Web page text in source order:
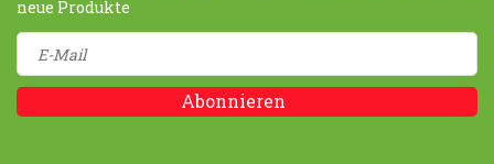
neue Produkte
Abonnieren